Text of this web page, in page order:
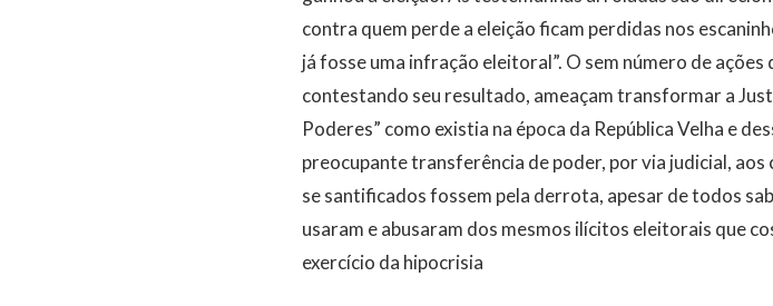
contra quem perde a eleição ficam perdidas nos
já fosse uma infração eleitoral”. O sem número de
contestando seu resultado, ameaçam transformar a
Poderes” como existia na época da República Velha e
preocupante transferência de poder, por via judicial,
se santificados fossem pela derrota, apesar de todos
usaram e abusaram dos mesmos ilícitos eleitorais que
exercício da hipocrisia